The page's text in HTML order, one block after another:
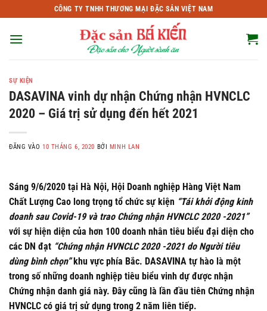
qua
nội
CÔNG TY TNHH THƯƠNG MẠI ĐẶC SẢN VIỆT NAM
SỰ KIỆN
DASAVINA vinh dự nhận Chứng nhận HVNCLC
2020 – Giá trị sử dụng đến hết 2021
ĐĂNG VÀO10 THÁNG 6, 2020 BỞI MINH LAN
Sáng 9/6/2020 tại Hà Nội, Hội Doanh nghiệp Hàng Việt Nam
Chất Lượng Cao long trọng tổ chức sự kiện “Tái khởi động kinh
doanh sau Covid-19 và trao Chứng nhận HVNCLC 2020 -2021”
với sự hiện diện của hơn 100 doanh nhân tiêu biểu đại diện cho
các DN đạt “Chứng nhận HVNCLC 2020 -2021 do Người tiêu
dùng bình chọn”khu vực phía Bắc. DASAVINA tự hào là một
trong số những doanh nghiệp tiêu biểu vinh dự được nhận
Chứng nhận danh giá này. Đây cũng là lần đầu tiên Chứng nhận
HVNCLC có giá trị sử dụng trong 2 năm liên tiếp.